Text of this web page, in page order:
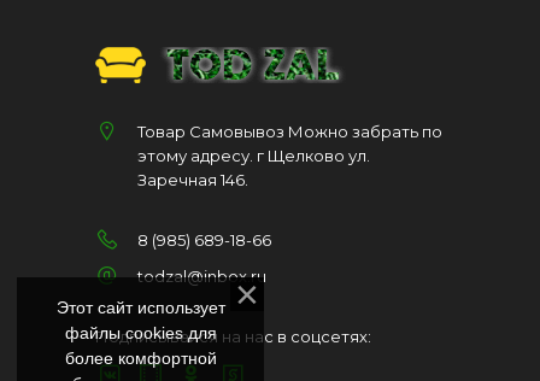
Товар Самовывоз Можно забрать по
этому адресу. г Щелково ул.
Заречная 146.
8 (985) 689-18-66
todzal@inbox.ru
Подписывайся на нас в соцсетях:
Этот сайт использует
файлы cookies для
более комфортной